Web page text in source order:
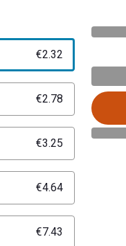
€2.32
€2.78
€3.25
€4.64
€7.43